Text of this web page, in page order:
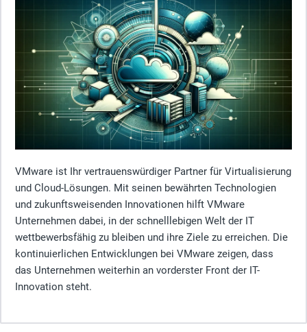
VMware ist Ihr vertrauenswürdiger Partner für Virtualisierung
und Cloud-Lösungen. Mit seinen bewährten Technologien
und zukunftsweisenden Innovationen hilft VMware
Unternehmen dabei, in der schnelllebigen Welt der IT
wettbewerbsfähig zu bleiben und ihre Ziele zu erreichen. Die
kontinuierlichen Entwicklungen bei VMware zeigen, dass
das Unternehmen weiterhin an vorderster Front der IT-
Innovation steht.